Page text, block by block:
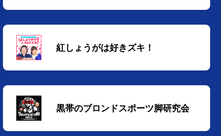
紅しょうがは好きズキ！
黒帯のブロンドスポーツ脚研究会